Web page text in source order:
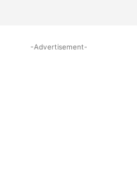
-Advertisement-